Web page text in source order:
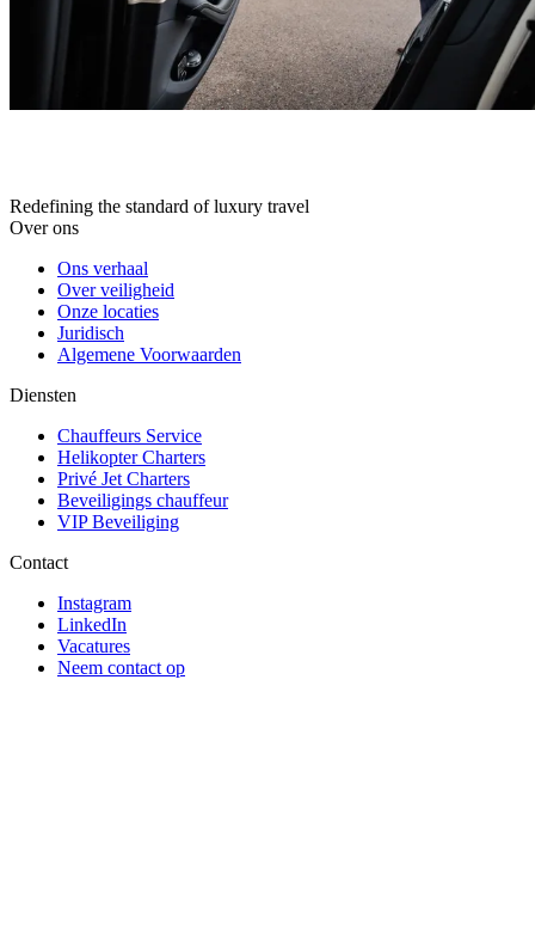
Redefining the standard of luxury travel
Over ons
Ons verhaal
Over veiligheid
Onze locaties
Juridisch
Algemene Voorwaarden
Diensten
Chauffeurs Service
Helikopter Charters
Privé Jet Charters
Beveiligings chauffeur
VIP Beveiliging
Contact
Instagram
LinkedIn
Vacatures
Neem contact op